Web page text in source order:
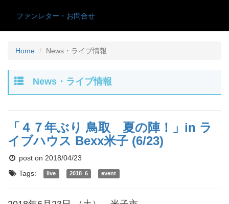
ファンレター・お問合せ
Home News・ライブ情報
News・ライブ情報
「４７年ぶり 鳥取 夏の陣！」in ラ
イブハウス Bexx米子 (6/23)
post on 2018/04/23
Tags:
live 2018_6 event